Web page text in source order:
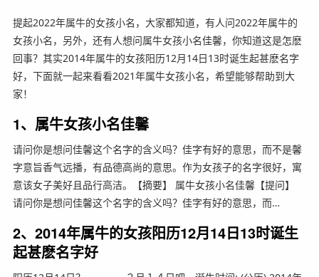
提起2022年属牛的女孩小名，大家都知道，有人问2022年属牛的
女孩小名，另外，还有人想问属牛女孩小名佳馨，你知道这是怎麽
回事？其实2014年属牛的女孩阳历12月14日13时诞生起甚麽名字
好，下面就一起来看看2021年属牛女孩小名，希望能够帮助到大
家！
1、属牛女孩小名佳馨
请问你是想问佳馨这个名字的含义吗？佳字有好的意思，而不是馨
字意旨香气远播，有品德高尚的意思。作为女孩子的名字很好，寓
意该女子美好且品行高洁。【摘要】 属牛女孩小名佳馨【提问】
请问你是想问佳馨这个名字的含义吗？佳字有好的意思，而…
2、2014年属牛的女孩阳历12月14日13时诞生
起甚麽名字好